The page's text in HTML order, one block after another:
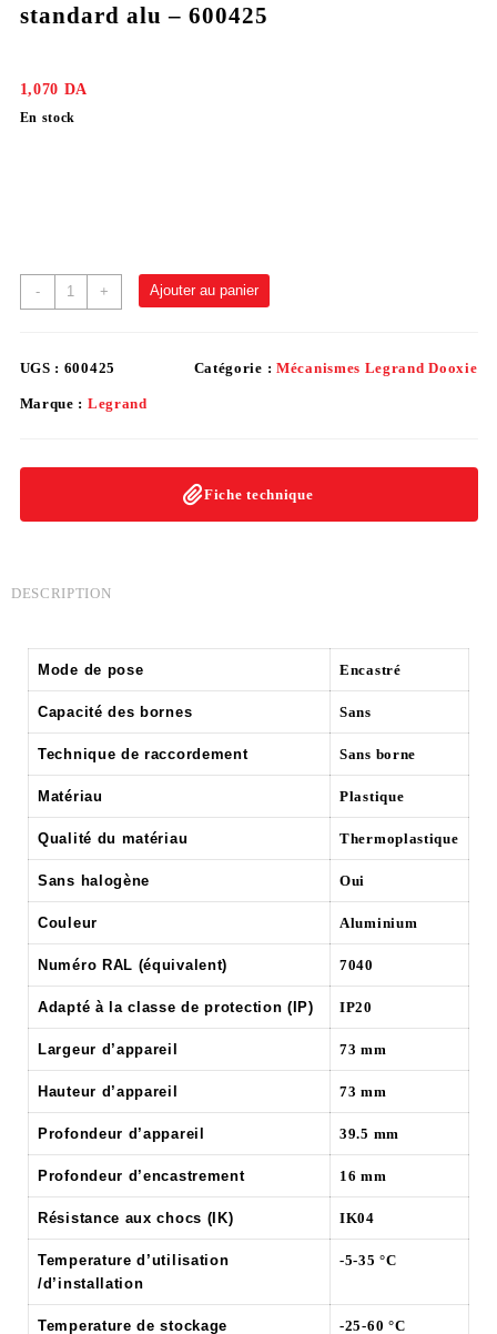
standard alu – 600425
1,070 DA
En stock
- + Ajouter au panier
UGS : 600425 Catégorie : Mécanismes Legrand Dooxie
Marque : Legrand
Fiche technique
DESCRIPTION
Mode de pose Encastré
Capacité des bornes Sans
Technique de raccordement Sans borne
Matériau Plastique
Qualité du matériau Thermoplastique
Sans halogène Oui
Couleur Aluminium
Numéro RAL (équivalent) 7040
Adapté à la classe de protection (IP) IP20
Largeur d’appareil 73 mm
Hauteur d’appareil 73 mm
Profondeur d’appareil 39.5 mm
Profondeur d’encastrement 16 mm
Résistance aux chocs (IK) IK04
Temperature d’utilisation
/d’installation
-5-35 °C
Temperature de stockage -25-60 °C